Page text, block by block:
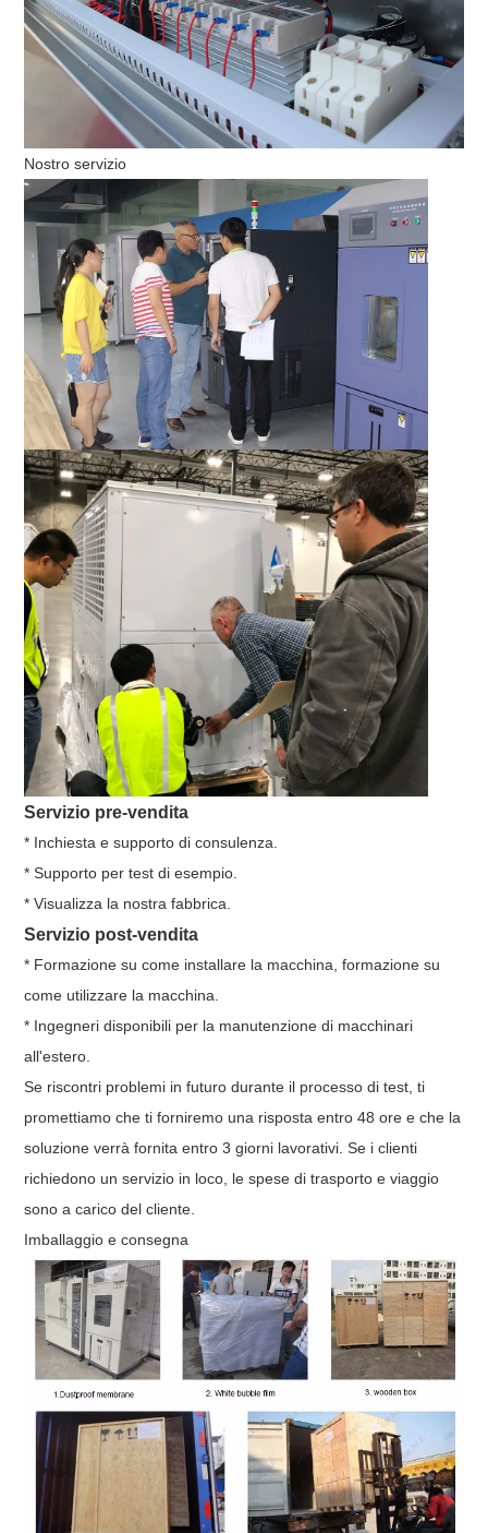
Nostro servizio
Servizio pre-vendita
* Inchiesta e supporto di consulenza.
* Supporto per test di esempio.
* Visualizza la nostra fabbrica.
Servizio post-vendita
* Formazione su come installare la macchina, formazione su
come utilizzare la macchina.
* Ingegneri disponibili per la manutenzione di macchinari
all'estero.
Se riscontri problemi in futuro durante il processo di test, ti
promettiamo che ti forniremo una risposta entro 48 ore e che la
soluzione verrà fornita entro 3 giorni lavorativi. Se i clienti
richiedono un servizio in loco, le spese di trasporto e viaggio
sono a carico del cliente.
Imballaggio e consegna